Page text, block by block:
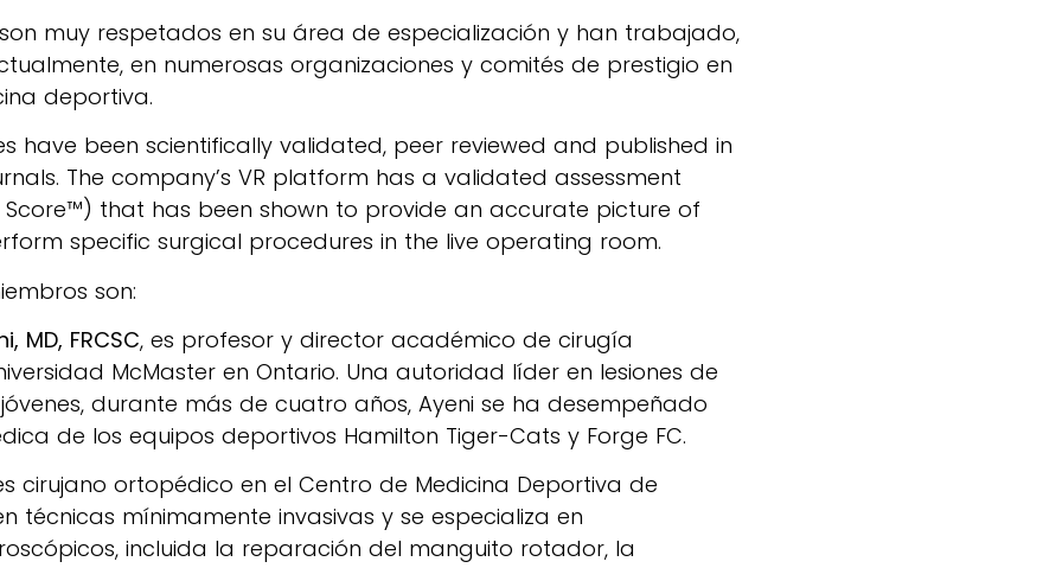
muy respetados en su área de especialización y han trabajado,
en numerosas organizaciones y comités de prestigio en
deportiva.
have been scientifically validated, peer reviewed and published in
The company’s VR platform has a validated assessment
that has been shown to provide an accurate picture of
specific surgical procedures in the live operating room.
son:
MD, FRCSC, es profesor y director académico de cirugía
McMaster en Ontario. Una autoridad líder en lesiones de
durante más de cuatro años, Ayeni se ha desempeñado
de los equipos deportivos Hamilton Tiger-Cats y Forge FC.
cirujano ortopédico en el Centro de Medicina Deportiva de
técnicas mínimamente invasivas y se especializa en
incluida la reparación del manguito rotador, la